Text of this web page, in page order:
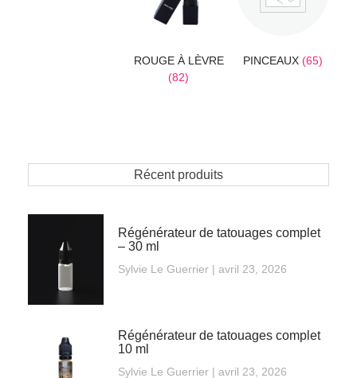
ROUGE À LÈVRE
(82)
PINCEAUX (65)
Récent produits
Régénérateur de tatouages complet
– 30 ml
Sylvie Le Guerrier avril 23, 2026
Régénérateur de tatouages complet
10 ml
Sylvie Le Guerrier avril 23, 2026